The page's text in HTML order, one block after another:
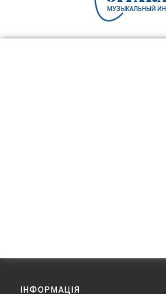
ІНФОРМАЦІЯ